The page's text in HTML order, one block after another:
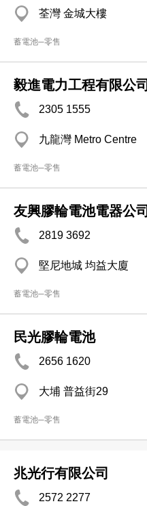
荃灣 金城大樓
蓄電池─零售
毅進電力工程有限公司
2305 1555
九龍灣 Metro Centre
蓄電池─零售
友興膠輪電池電器公司
2819 3692
堅尼地城 均益大廈
蓄電池─零售
民光膠輪電池
2656 1620
大埔 普益街29
蓄電池─零售
兆光行有限公司
2572 2277